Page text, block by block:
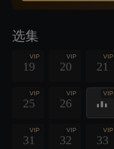
启了时空之门。宋瑾、顾
选集
VIP
19
VIP
20
VIP
21
VIP
25
VIP
26
VIP
VIP
31
VIP
32
VIP
33